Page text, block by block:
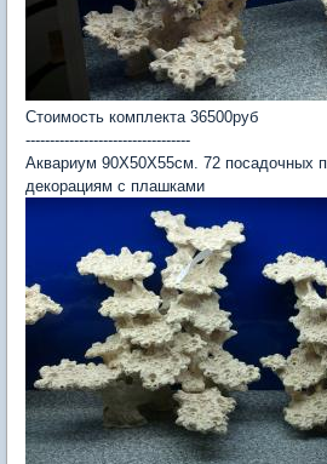
Стоимость комплекта 36500руб
----------------------------------
Аквариум 90Х50Х55см. 72 посадочных
декорациям с плашками